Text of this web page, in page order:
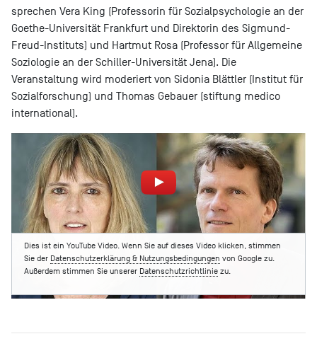
sprechen Vera King (Professorin für Sozialpsychologie an der
Goethe-Universität Frankfurt und Direktorin des Sigmund-
Freud-Instituts) und Hartmut Rosa (Professor für Allgemeine
Soziologie an der Schiller-Universität Jena). Die
Veranstaltung wird moderiert von Sidonia Blättler (Institut für
Sozialforschung) und Thomas Gebauer (stiftung medico
international).
Dies ist ein YouTube Video. Wenn Sie auf dieses Video klicken, stimmen
Sie der Datenschutzerklärung & Nutzungsbedingungen von Google zu.
Außerdem stimmen Sie unserer Datenschutzrichtliniezu.